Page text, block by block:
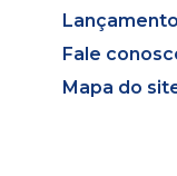
Fale
Mapa do